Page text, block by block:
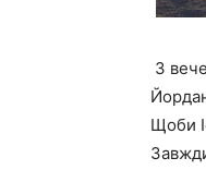
З
Щоби